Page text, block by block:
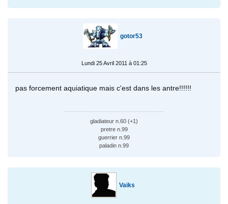
gotor53
Lundi 25 Avril 2011 à 01:25
pas forcement aquiatique mais c'est dans les antre!!!!!!
gladiateur n.60 (+1)
pretre n.99
guerrier n.99
paladin n.99
Vaïks